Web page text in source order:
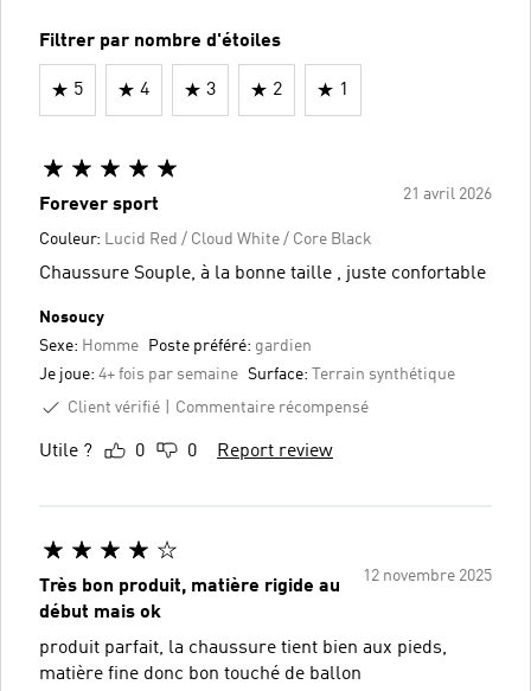
Filtrer par nombre d'étoiles
5 4 3 2 1
21 avril 2026
Forever sport
Couleur: Lucid Red / Cloud White / Core Black
Chaussure Souple, à la bonne taille , juste confortable
Nosoucy
Sexe: Homme Poste préféré: gardien
Je joue: 4+ fois par semaine Surface: Terrain synthétique
Client vérifié
Commentaire récompensé
Utile ? 0 0 Report review
12 novembre 2025
Très bon produit, matière rigide au
début mais ok
produit parfait, la chaussure tient bien aux pieds,
matière fine donc bon touché de ballon